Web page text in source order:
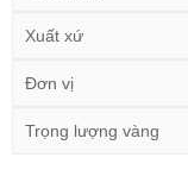
Xuất xứ
Đơn vị
Trọng lượng vàng